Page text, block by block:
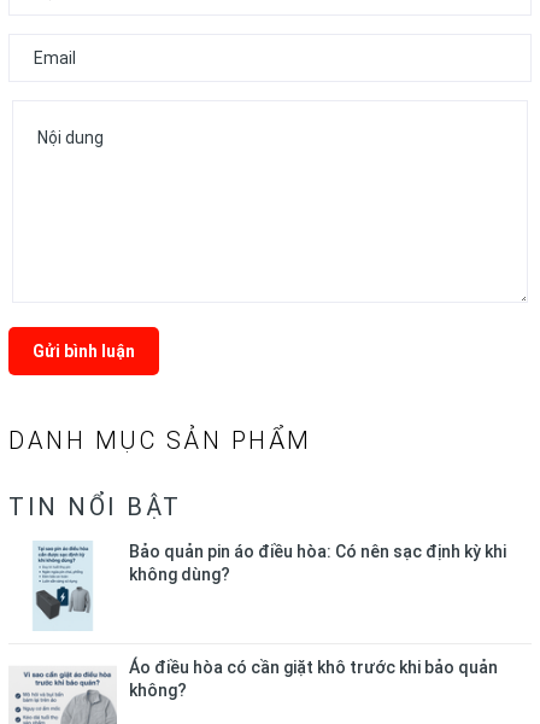
DANH MỤC SẢN PHẨM
TIN NỔI BẬT
Bảo quản pin áo điều hòa: Có nên sạc định kỳ khi
không dùng?
Áo điều hòa có cần giặt khô trước khi bảo quản
không?
Gửi bình luận